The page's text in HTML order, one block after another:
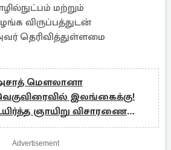
மற்றும்
விருப்பத்துடன்
தெரிவித்துள்ளமை
மௌலானா
இலங்கைக்கு!
ஞாயிறு விசாரணை
Advertisement